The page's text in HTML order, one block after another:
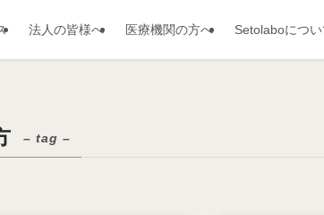
法人の皆様へ 医療機関の方へ Setolaboについ
– tag –